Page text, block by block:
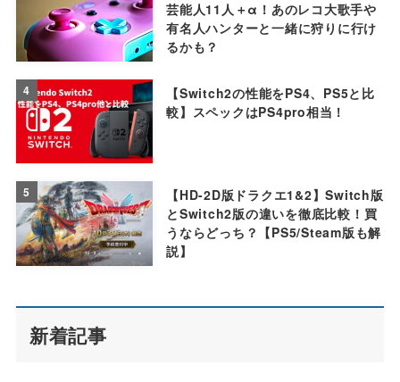
芸能人11人＋α！あのレコ大歌手や
有名人ハンターと一緒に狩りに行け
るかも？
4
【Switch2の性能をPS4、PS5と比
較】スペックはPS4pro相当！
5
【HD-2D版ドラクエ1&2】Switch版
とSwitch2版の違いを徹底比較！買
うならどっち？【PS5/Steam版も解
説】
新着記事